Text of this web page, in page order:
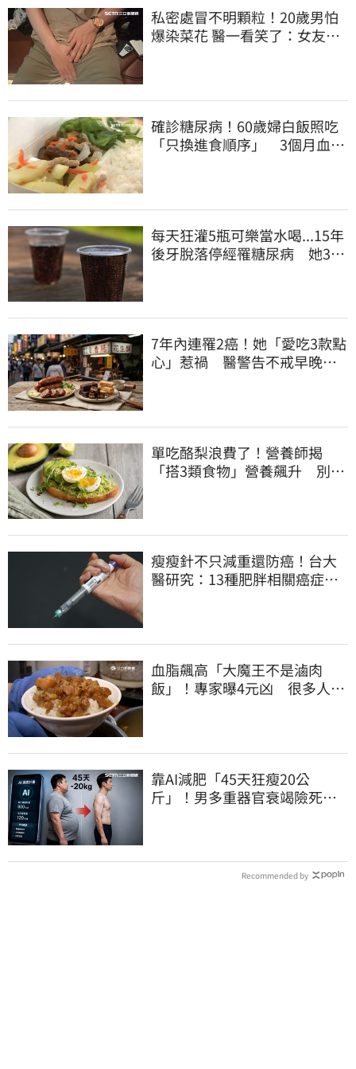
私密處冒不明顆粒！20歲男怕
爆染菜花 醫一看笑了：女友常
確診糖尿病！60歲婦白飯照吃
「只換進食順序」 3個月血糖
每天狂灌5瓶可樂當水喝...15年
後牙脫落停經罹糖尿病 她35
7年內連罹2癌！她「愛吃3款點
心」惹禍 醫警告不戒早晚有
單吃酪梨浪費了！營養師揭
「搭3類食物」營養飆升 別再
瘦瘦針不只減重還防癌！台大
醫研究：13種肥胖相關癌症風
血脂飆高「大魔王不是滷肉
飯」！專家曝4元凶 很多人天
靠AI減肥「45天狂瘦20公
斤」！男多重器官衰竭險死…
Recommended by